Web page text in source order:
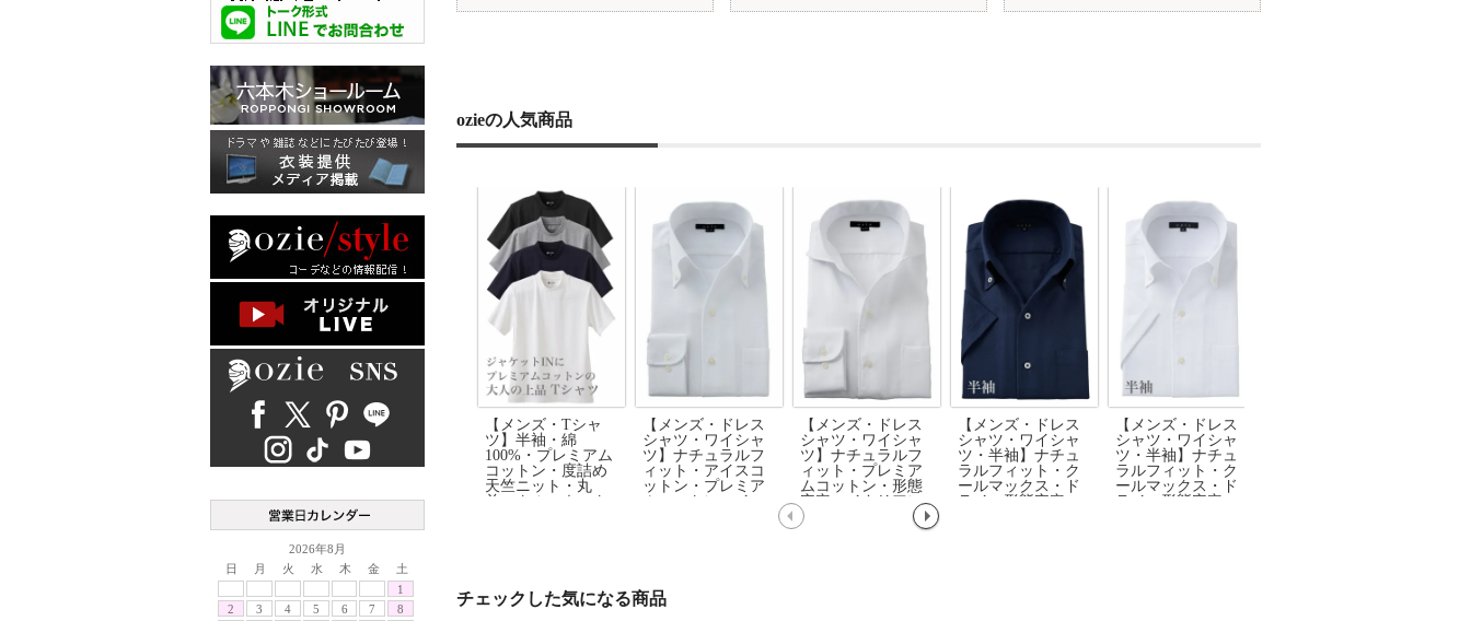
2026年8月
日
月 火 水 木 金
土
1
2
3 4 5 6 7
8
ozieの人気商品
【メンズ・Tシャ
ツ】半袖・綿
100%・プレミアム
コットン・度詰め
天竺ニット・丸
首・クルーネック
【メンズ・ドレス
シャツ・ワイシャ
ツ】ナチュラルフ
ィット・アイスコ
ットン・プレミア
ムコットン・イー
【メンズ・ドレス
シャツ・ワイシャ
ツ】ナチュラルフ
ィット・プレミア
ムコットン・形態
安定・イタリアン
カラー・ワイドカ
ラー・第一ボタン
【メンズ・ドレス
シャツ・ワイシャ
ツ・半袖】ナチュ
ラルフィット・ク
ールマックス・ド
ライ・形態安定・
【メンズ・ドレス
シャツ・ワイシャ
ツ・半袖】ナチュ
ラルフィット・ク
ールマックス・ド
ライ・形態安定・
チェックした気になる商品